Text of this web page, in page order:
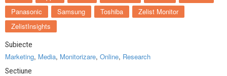
Panasonic
Samsung Toshiba
Zelist Monitor
ZelistInsights
Subiecte
Marketing, Media, Monitorizare, Online, Research
Sectiune